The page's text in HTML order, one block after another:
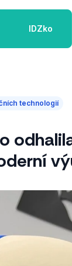
IDZko
technologií